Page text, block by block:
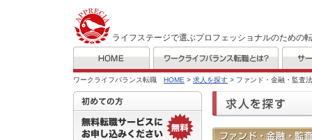
ライフステージで選ぶプロフェッショナルのための
ワークライフバランス転職 HOME > 求人を探す > ファンド・金融・監査